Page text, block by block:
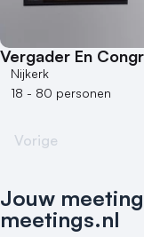
Vergader En
Nijkerk
18 - 80 personen
Vorige
Jouw
meetings.nl